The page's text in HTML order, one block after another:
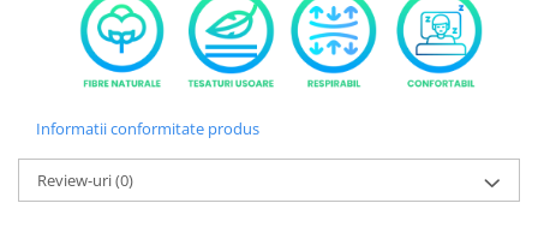
Informatii conformitate produs
Review-uri(0)